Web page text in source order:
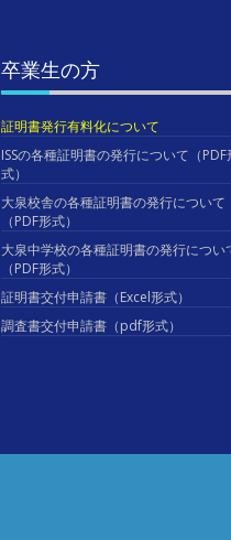
卒業生の方
証明書発行有料化について
ISSの各種証明書の発行について（PDF
式）
大泉校舎の各種証明書の発行について
（PDF形式）
大泉中学校の各種証明書の発行につい
（PDF形式）
証明書交付申請書（Excel形式）
調査書交付申請書（pdf形式）